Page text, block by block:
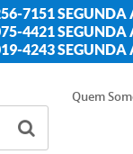
7151 SEGUNDA
4421 SEGUNDA
4243 SEGUNDA
Quem